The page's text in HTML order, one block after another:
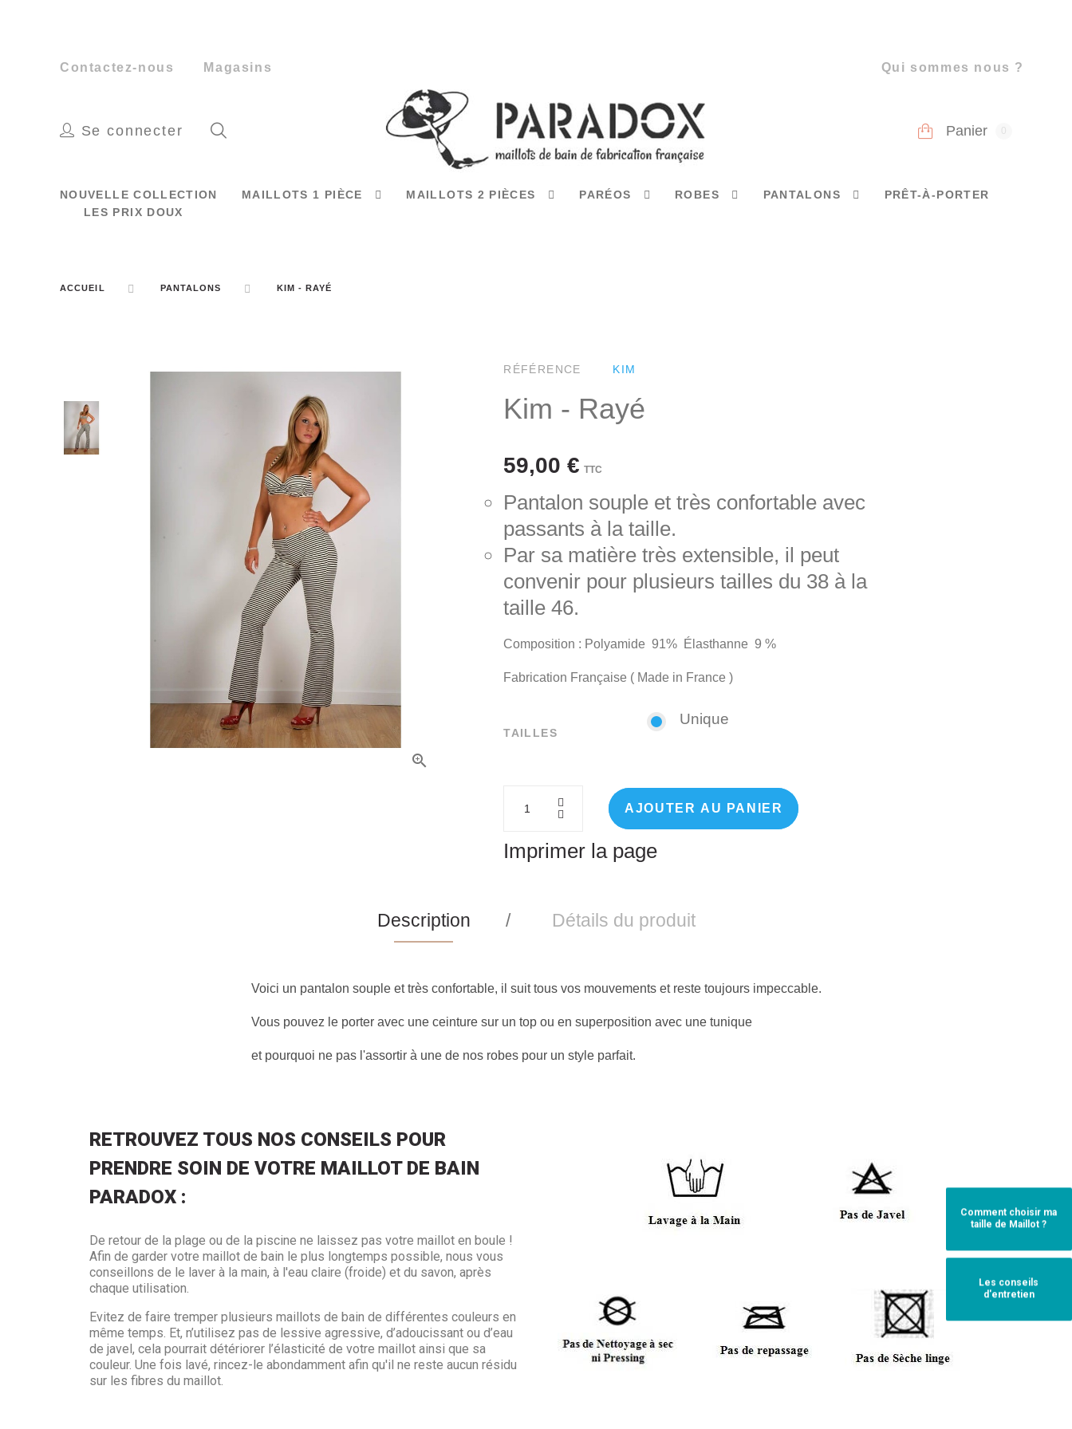
Contactez-nous Magasins Qui sommes nous ?
Se connecter Panier
NOUVELLE COLLECTION MAILLOTS 1 PIÈCE MAILLOTS 2 PIÈCES PARÉOS ROBES PANTALONS
PRÊT-À-PORTER
LES PRIX DOUX
ACCUEIL PANTALONS KIM - RAYÉ
Comment choisir ma
taille de Maillot ?
Les conseils
d'entretien
RÉFÉRENCE KIM
Kim - Rayé
59,00 € TTC
Pantalon souple et très confortable avec
passants à la taille.
Par sa matière très extensible, il peut
convenir pour plusieurs tailles du 38 à la
taille 46.
Composition : Polyamide 91% Élasthanne 9 %
Fabrication Française ( Made in France )
TAILLES
Unique
AJOUTER AU PANIER
Imprimer la page
Description Détails du produit
Voici un pantalon souple et très confortable, il suit tous vos mouvements et reste toujours impeccable.
Vous pouvez le porter avec une ceinture sur un top ou en superposition avec une tunique
et pourquoi ne pas l'assortir à une de nos robes pour un style parfait.
RETROUVEZ TOUS NOS CONSEILS POUR
PRENDRE SOIN DE VOTRE MAILLOT DE BAIN
PARADOX :
De retour de la plage ou de la piscine ne laissez pas votre maillot en boule !
Afin de garder votre maillot de bain le plus longtemps possible, nous vous
conseillons de le laver à la main, à l'eau claire (froide) et du savon, après
chaque utilisation.
Evitez de faire tremper plusieurs maillots de bain de différentes couleurs en
même temps. Et, n’utilisez pas de lessive agressive, d’adoucissant ou d’eau
de javel, cela pourrait détériorer l’élasticité de votre maillot ainsi que sa
couleur. Une fois lavé, rincez-le abondamment afin qu'il ne reste aucun résidu
sur les fibres du maillot.